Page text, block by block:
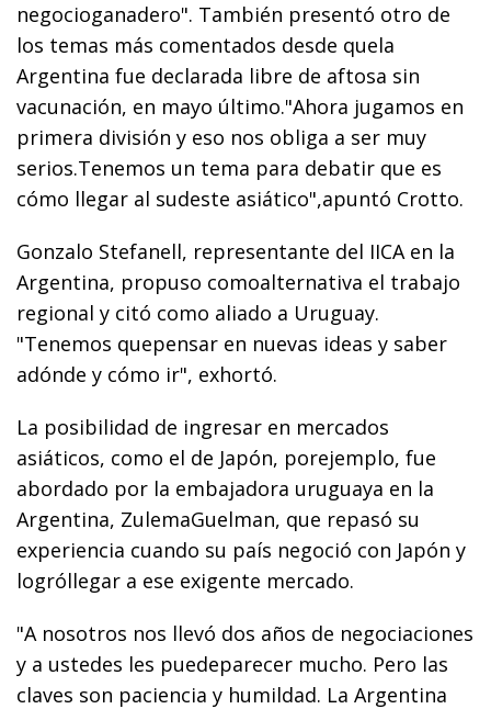
negocioganadero". También presentó otro de
los temas más comentados desde quela
Argentina fue declarada libre de aftosa sin
vacunación, en mayo último."Ahora jugamos en
primera división y eso nos obliga a ser muy
serios.Tenemos un tema para debatir que es
cómo llegar al sudeste asiático",apuntó Crotto.
Gonzalo Stefanell, representante del IICA en la
Argentina, propuso comoalternativa el trabajo
regional y citó como aliado a Uruguay.
"Tenemos quepensar en nuevas ideas y saber
adónde y cómo ir", exhortó.
La posibilidad de ingresar en mercados
asiáticos, como el de Japón, porejemplo, fue
abordado por la embajadora uruguaya en la
Argentina, ZulemaGuelman, que repasó su
experiencia cuando su país negoció con Japón y
logróllegar a ese exigente mercado.
"A nosotros nos llevó dos años de negociaciones
y a ustedes les puedeparecer mucho. Pero las
claves son paciencia y humildad. La Argentina